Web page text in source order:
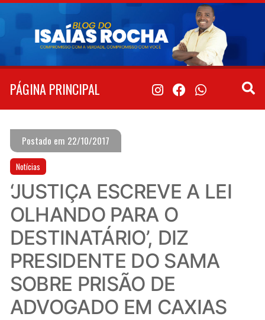
Pular
conteúdo
PÁGINA PRINCIPAL
Postado em 22/10/2017
Notícias
‘JUSTIÇA ESCREVE A LEI
OLHANDO PARA O
DESTINATÁRIO’, DIZ
PRESIDENTE DO SAMA
SOBRE PRISÃO DE
ADVOGADO EM CAXIAS